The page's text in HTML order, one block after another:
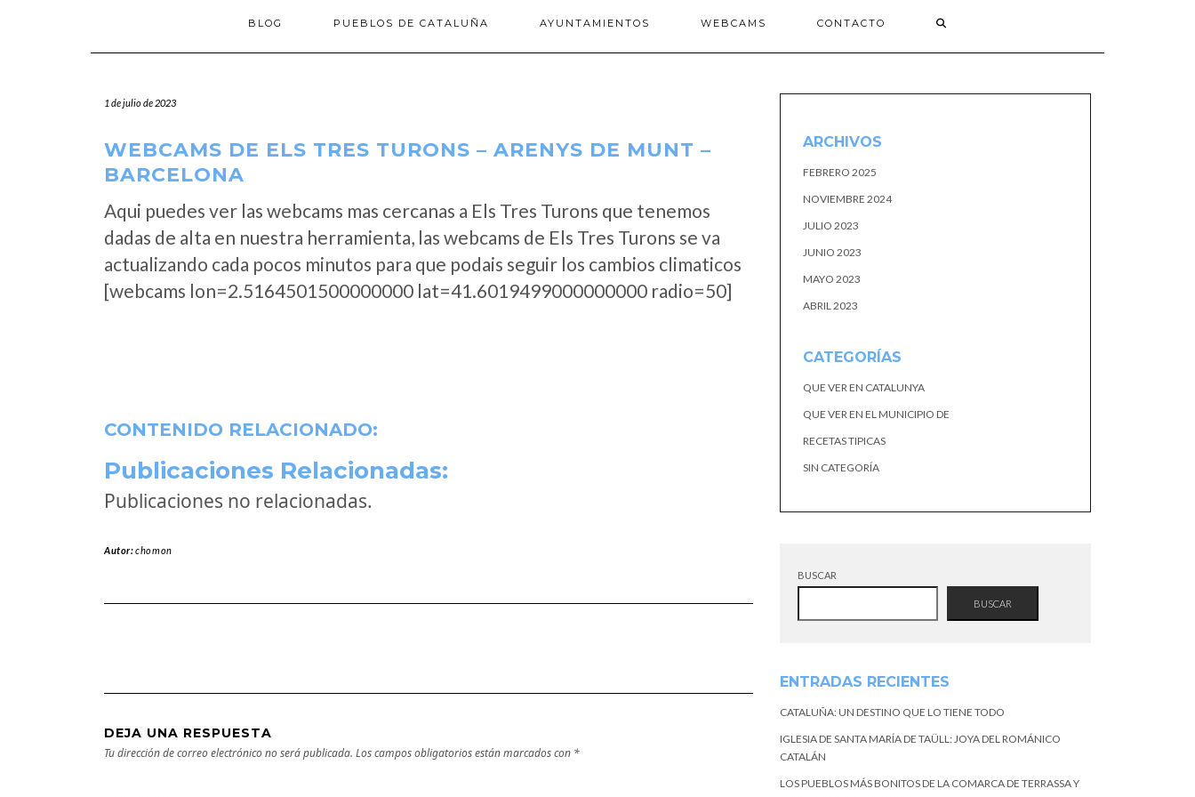
BLOG PUEBLOS DE CATALUÑA AYUNTAMIENTOS WEBCAMS CONTACTO
1 de julio de 2023
WEBCAMS DE ELS TRES TURONS – ARENYS DE MUNT –
BARCELONA
Aqui puedes ver las webcams mas cercanas a Els Tres Turons que tenemos
dadas de alta en nuestra herramienta, las webcams de Els Tres Turons se va
actualizando cada pocos minutos para que podais seguir los cambios climaticos
[webcams lon=2.5164501500000000 lat=41.6019499000000000 radio=50]
CONTENIDO RELACIONADO:
Publicaciones Relacionadas:
Publicaciones no relacionadas.
Autor:chomon
DEJA UNA RESPUESTA
Tu dirección de correo electrónico no será publicada. Los campos obligatorios están marcados con *
ARCHIVOS
FEBRERO 2025
NOVIEMBRE 2024
JULIO 2023
JUNIO 2023
MAYO 2023
ABRIL 2023
CATEGORÍAS
QUE VER EN CATALUNYA
QUE VER EN EL MUNICIPIO DE
RECETAS TIPICAS
SIN CATEGORÍA
BUSCAR
BUSCAR
ENTRADAS RECIENTES
CATALUÑA: UN DESTINO QUE LO TIENE TODO
IGLESIA DE SANTA MARÍA DE TAÜLL: JOYA DEL ROMÁNICO
CATALÁN
LOS PUEBLOS MÁS BONITOS DE LA COMARCA DE TERRASSA Y